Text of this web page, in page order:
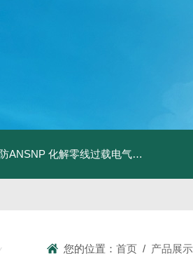
化解零线过载电气隐患案例
您的位置：首页 / 产品展示